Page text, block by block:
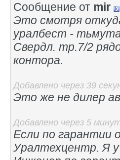
Сообщение от mir
Это смотря
уралбест -
Свердл. тр.7/2
контора.
Добавлено через 39
Это же не дилер
Добавлено через 5
Если по гарантии
Уралтехцентр. Я у